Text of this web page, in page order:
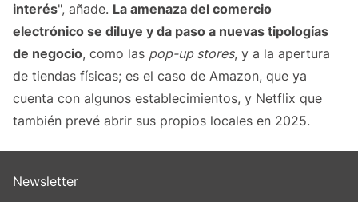
interés", añade. La amenaza del comercio
electrónico se diluye y da paso a nuevas tipologías
de negocio, como las pop-up stores, y a la apertura
de tiendas físicas; es el caso de Amazon, que ya
cuenta con algunos establecimientos, y Netflix que
también prevé abrir sus propios locales en 2025.
Newsletter